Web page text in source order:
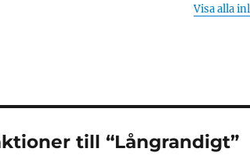
Visa alla
till “Långrandigt”